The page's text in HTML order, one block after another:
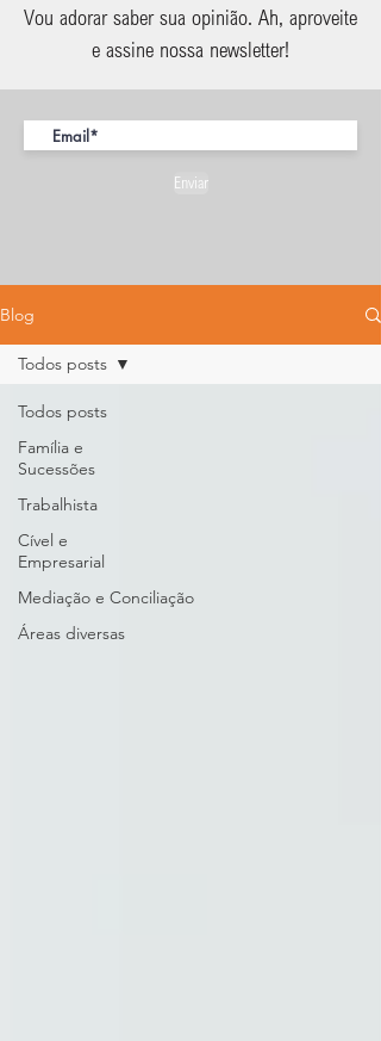
Vou adorar saber sua opinião. Ah, aproveite
e assine nossa newsletter!
Enviar
Blog
Todos posts
Família e
Sucessões
Trabalhista
Cível e
Empresarial
⁠Mediação e Conciliação
Áreas diversas
Todos posts